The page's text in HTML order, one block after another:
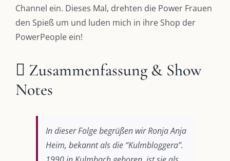
Channel ein. Dieses Mal, drehten die Power Frauen
den Spieß um und luden mich in ihre Shop der
PowerPeople ein!
Zusammenfassung & Show
Notes
In dieser Folge begrüßen wir Ronja Anja
Heim, bekannt als die “Kulmbloggera”.